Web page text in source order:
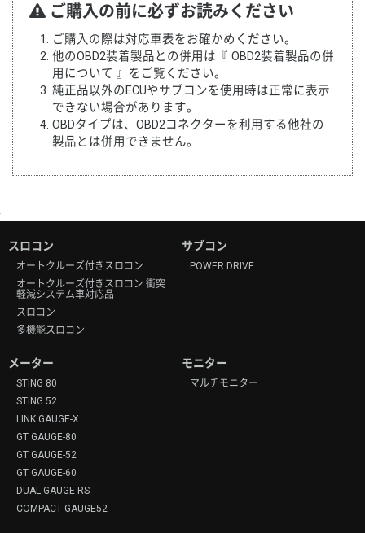
ご購入の前に必ずお読みください
ご購入の際は対応車表をお確かめください。
他のOBD2装着製品との併用は『 OBD2装着製品の併
用について 』をご覧ください。
純正品以外のECUやサブコンを使用時は正常に表示
できない場合があります。
OBDタイプは、OBD2コネクターを利用する他社の
製品とは併用できません。
スロコン
オートクルーズ付きスロコン
オートクルーズ付きスロコン 衝突
軽減システム車対応品
スロコン
多機能スロコン
サブコン
POWER DRIVE
メーター
STING 80
STING 52
LINK GAUGE-X
GT GAUGE-80
GT GAUGE-52
GT GAUGE-60
DUAL GAUGE RS
COMPACT GAUGE52
モニター
マルチモニター